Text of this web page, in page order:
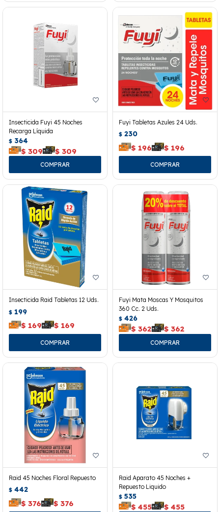
Insecticida Fuyi 45 Noches
Recarga Líquida
$ 364
$ 309 $ 309
Fuyi Tabletas Azules 24 Uds.
$ 230
$ 196 $ 196
Insecticida Raid Tabletas 12 Uds.
$ 199
$ 169 $ 169
Fuyi Mata Moscas Y Mosquitos
360 Cc. 2 Uds.
$ 426
$ 362 $ 362
Raid 45 Noches Floral Repuesto
$ 442
$ 376 $ 376
Raid Aparato 45 Noches +
Repuesto Liquido
$ 535
$ 455 $ 455